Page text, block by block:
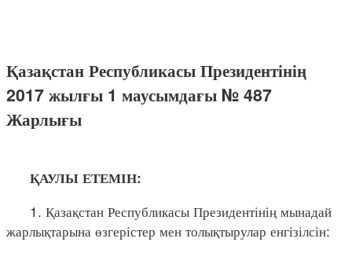
Қазақстан Республикасы Президентінің
2017 жылғы 1 маусымдағы № 487
Жарлығы
ҚАУЛЫ ЕТЕМІН:
1. Қазақстан Республикасы Президентінің мынадай
жарлықтарына өзгерістер мен толықтырулар енгізілсін: